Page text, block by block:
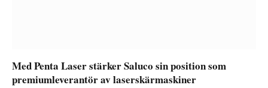
Med Penta Laser stärker Saluco sin position som
premiumleverantör av laserskärmaskiner